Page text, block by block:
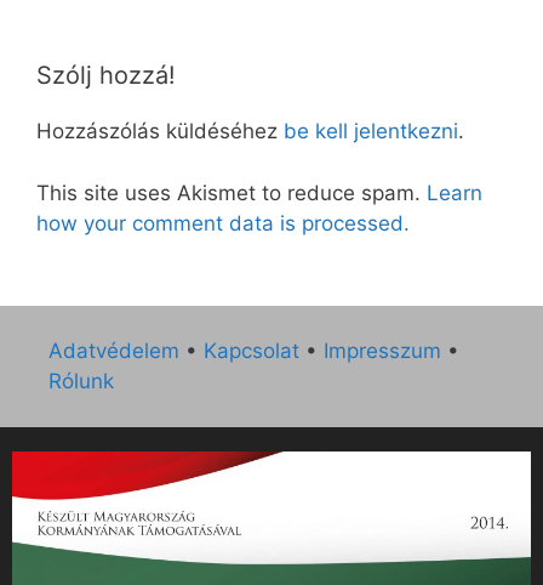
Szólj hozzá!
Hozzászólás küldéséhez be kell jelentkezni.
This site uses Akismet to reduce spam. Learn
how your comment data is processed.
Adatvédelem • Kapcsolat • Impresszum •
Rólunk